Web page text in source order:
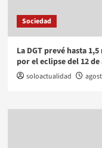
Sociedad
La DGT prevé hasta
por el eclipse del 12 de
soloactualidad